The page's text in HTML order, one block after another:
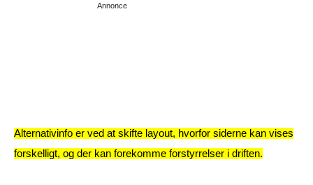
Annonce
Alternativinfo er ved at skifte layout, hvorfor siderne kan vises
forskelligt, og der kan forekomme forstyrrelser i driften.